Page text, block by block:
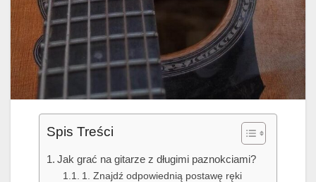
Spis Treści
Jak grać na gitarze z długimi paznokciami?
1. Znajdź odpowiednią postawę ręki